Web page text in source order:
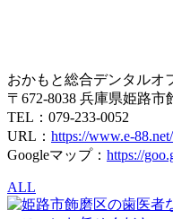
おかもと総合デンタルオ
〒672-8038 兵庫県姫路市
TEL：079-233-0052
URL： https://www.e-88.net/
Googleマップ： https://
ALL